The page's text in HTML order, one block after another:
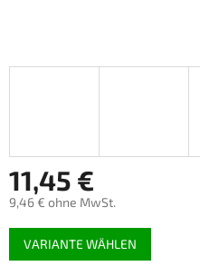
11,45 €
9,46 € ohne MwSt.
Verkaufspreis:
VARIANTE WÄHLEN